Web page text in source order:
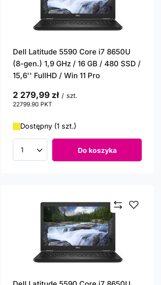
Dell Latitude 5590 Core i7 8650U
(8-gen.) 1,9 GHz / 16 GB / 480 SSD /
15,6'' FullHD / Win 11 Pro
2 279,99 zł / szt.
22799.90 PKT
Dostępny (1 szt.)
Ilość produktów Do koszyka